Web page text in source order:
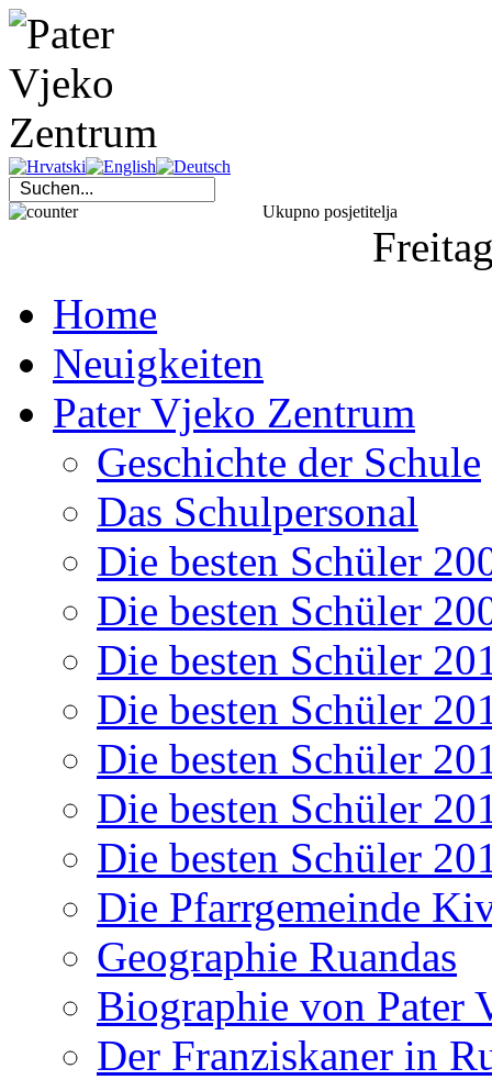
Ukupno posjetitelja
Home
Neuigkeiten
Pater Vjeko Zentrum
Geschichte der Schule
Das Schulpersonal
Die besten Schüler
Die besten Schüler
Die besten Schüler
Die besten Schüler
Die besten Schüler
Die besten Schüler
Die besten Schüler
Die Pfarrgemeinde
Geographie Ruandas
Biographie von Pater
Der Franziskaner in